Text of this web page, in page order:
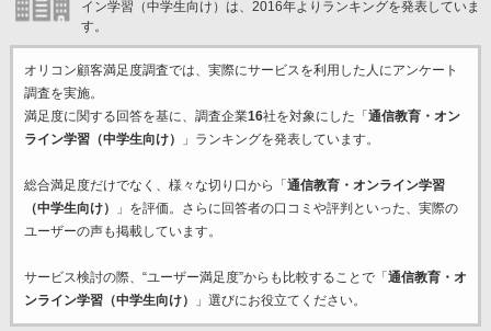
イン学習（中学生向け）は、2016年よりランキングを発表していま
す。
オリコン顧客満足度調査では、実際にサービスを利用した 人にアンケート
調査を実施。
満足度に関する回答を基に、調査企業16社を対象にした「 通信教育・オン
ライン学習（中学生向け）
」ランキングを発表しています。
総合満足度だけでなく、様々な切り口から「 通信教育・オンライン学習
（中学生向け）
」を評価。さらに回答者の口コミや評判といった、実際の
ユーザーの声も掲載しています。
サービス検討の際、“ユーザー満足度”からも比較することで「 通信教育・オ
ンライン学習（中学生向け）
」選びにお役立てください。